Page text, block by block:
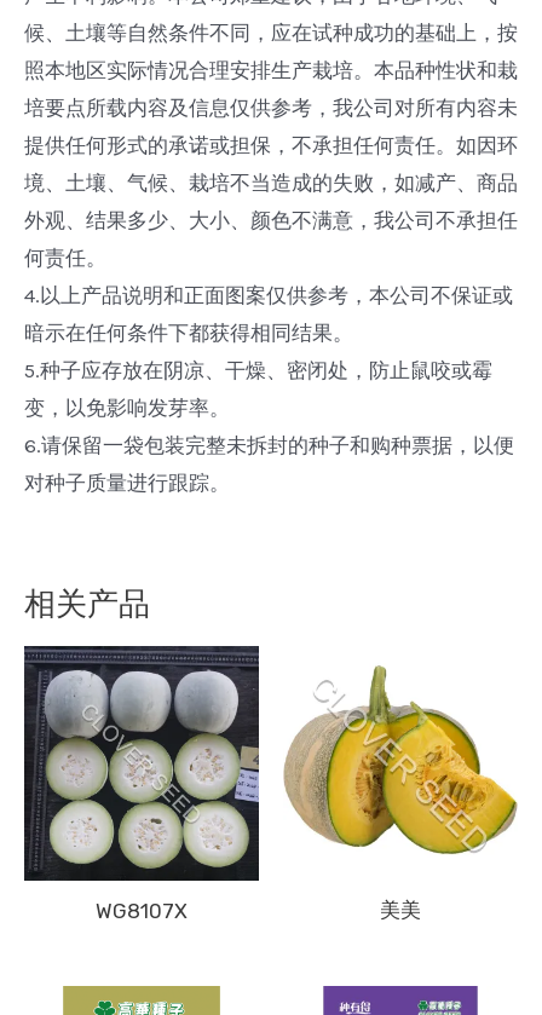
候、土壤等自然条件不同，应在试种成功的基础上，按
照本地区实际情况合理安排生产栽培。本品种性状和栽
培要点所载内容及信息仅供参考，我公司对所有内容未
提供任何形式的承诺或担保，不承担任何责任。如因环
境、土壤、气候、栽培不当造成的失败，如减产、商品
外观、结果多少、大小、颜色不满意，我公司不承担任
何责任。
4.以上产品说明和正面图案仅供参考，本公司不保证或
暗示在任何条件下都获得相同结果。
5.种子应存放在阴凉、干燥、密闭处，防止鼠咬或霉
变，以免影响发芽率。
6.请保留一袋包装完整未拆封的种子和购种票据，以便
对种子质量进行跟踪。
相关产品
WG8107X 美美